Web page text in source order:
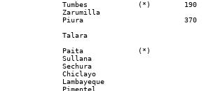
Tumbes            (*)
Zarumilla
Piura                        370
Talara
Paita             (*)
Sullana
Sechura
Chiclayo
Lambayeque
Pimentel